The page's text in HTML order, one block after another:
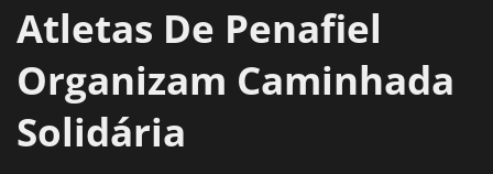
PROGRAMAS
NOTÍCIAS
Atletas De Penafiel
Organizam Caminhada
Solidária